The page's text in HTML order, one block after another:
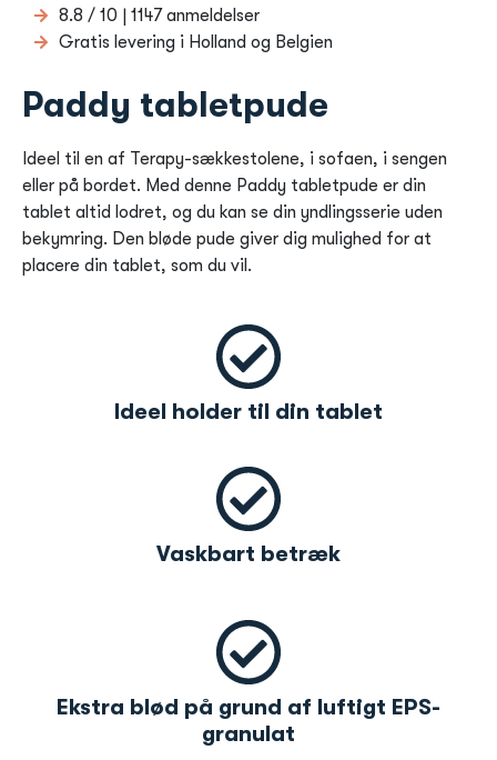
8.8 / 10 | 1147 anmeldelser
Gratis levering i Holland og Belgien
Paddy tabletpude
Ideel til en af ​​Terapy-sækkestolene, i sofaen, i sengen
eller på bordet. Med denne Paddy tabletpude er din
tablet altid lodret, og du kan se din yndlingsserie uden
bekymring. Den bløde pude giver dig mulighed for at
placere din tablet, som du vil.
Ideel holder til din tablet
Vaskbart betræk
Ekstra blød på grund af luftigt EPS-
granulat